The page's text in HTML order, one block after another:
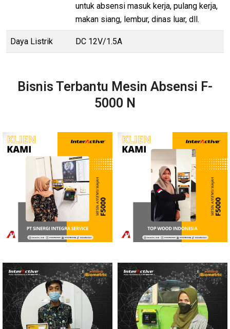
untuk absensi masuk kerja, pulang kerja,
makan siang, lembur, dinas luar, dll.
Daya Listrik DC 12V/1.5A
Bisnis Terbantu Mesin Absensi F-
5000 N